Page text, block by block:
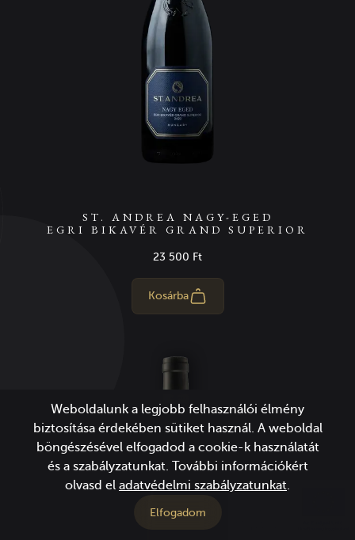
ST. ANDREA NAGY-EGED
EGRI BIKAVÉR GRAND SUPERIOR
23 500 Ft
Kosárba
Weboldalunk a legjobb felhasználói élmény
biztosítása érdekében sütiket használ. A weboldal
böngészésével elfogadod a cookie-k használatát
és a szabályzatunkat. További információkért
olvasd el adatvédelmi szabályzatunkat.
Elfogadom